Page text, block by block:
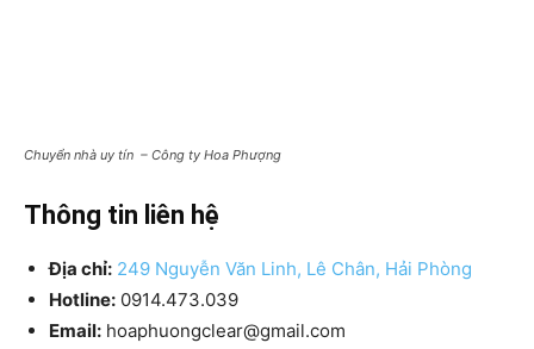
Chuyển nhà uy tín – Công ty Hoa Phượng
Thông tin liên hệ
Địa chỉ: 249 Nguyễn Văn Linh, Lê Chân, Hải Phòng
Hotline: 0914.473.039
Email: hoaphuongclear@gmail.com